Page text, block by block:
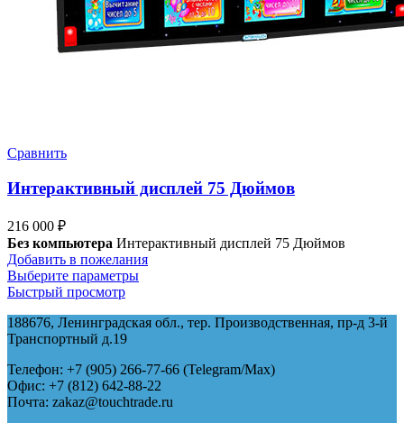
Сравнить
Интерактивный дисплей 75 Дюймов
216 000 ₽
Без компьютера Интерактивный дисплей 75 Дюймов
Добавить в пожелания
Выберите параметры
Быстрый просмотр
188676, Ленинградская обл., тер. Производственная, пр-д 3-й
Транспортный д.19
Телефон: +7 (905) 266-77-66 (Telegram/Maх)
Офис: +7 (812) 642-88-22
Почта: zakaz@touchtrade.ru